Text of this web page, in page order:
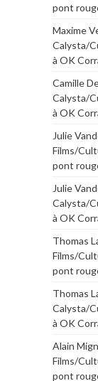
pont
Maxime
Calysta/
à OK
Camille
Calysta/
à OK
Julie
Films/
pont
Julie
Calysta/
à OK
Thomas
Films/
pont
Thomas
Calysta/
à OK
Alain
Films/
pont